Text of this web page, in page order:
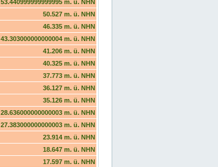
53.440999999999995 m. ü. NHN
50.527 m. ü. NHN
46.335 m. ü. NHN
43.303000000000004 m. ü. NHN
41.206 m. ü. NHN
40.325 m. ü. NHN
37.773 m. ü. NHN
36.127 m. ü. NHN
35.126 m. ü. NHN
28.636000000000003 m. ü. NHN
27.383000000000003 m. ü. NHN
23.914 m. ü. NHN
18.647 m. ü. NHN
17.597 m. ü. NHN